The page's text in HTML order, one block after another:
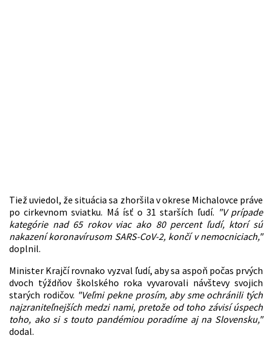
Tiež uviedol, že situácia sa zhoršila v okrese Michalovce práve
po cirkevnom sviatku. Má ísť o 31 starších ľudí. "V prípade
kategórie nad 65 rokov viac ako 80 percent ľudí, ktorí sú
nakazení koronavírusom SARS-CoV-2, končí v nemocniciach,"
doplnil.
Minister Krajčí rovnako vyzval ľudí, aby sa aspoň počas prvých
dvoch týždňov školského roka vyvarovali návštevy svojich
starých rodičov. "Veľmi pekne prosím, aby sme ochránili tých
najzraniteľnejších medzi nami, pretože od toho závisí úspech
toho, ako si s touto pandémiou poradíme aj na Slovensku,"
dodal.